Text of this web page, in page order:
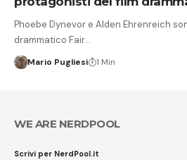
Phoebe Dynevor e Alden Ehrenreich
drammatico Fair…
Mario Pugliesi 1 Min
WE ARE NERDPOOL
Scrivi per NerdPool.it